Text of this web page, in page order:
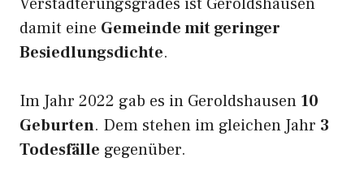
damit eine Gemeinde mit geringer
Besiedlungsdichte.
Im Jahr 2022 gab es in Geroldshausen 10
Geburten. Dem stehen im gleichen Jahr 3
Todesfälle gegenüber.